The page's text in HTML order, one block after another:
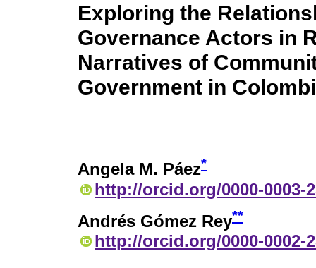
Exploring the
Governance Actors in
Narratives of
Government in
Angela M. Páez*
http://orcid.org/0000-0003-
Andrés Gómez Rey**
http://orcid.org/0000-0002-